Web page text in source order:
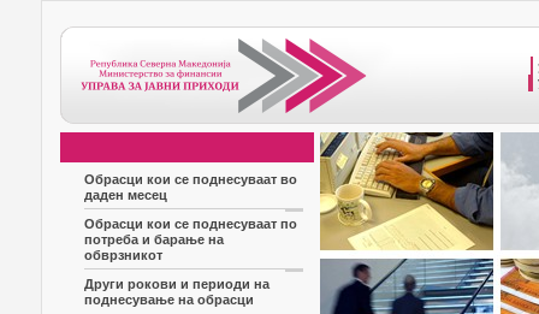
Обрасци кои се поднесуваат во
даден месец
Обрасци кои се поднесуваат по
потреба и барање на
обврзникот
Други рокови и периоди на
поднесување на обрасци